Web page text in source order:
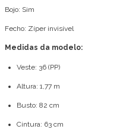
Bojo: Sim
Fecho: Zíper invisível
Medidas da modelo:
Veste: 36 (PP)
Altura: 1,77 m
Busto: 82 cm
Cintura: 63 cm